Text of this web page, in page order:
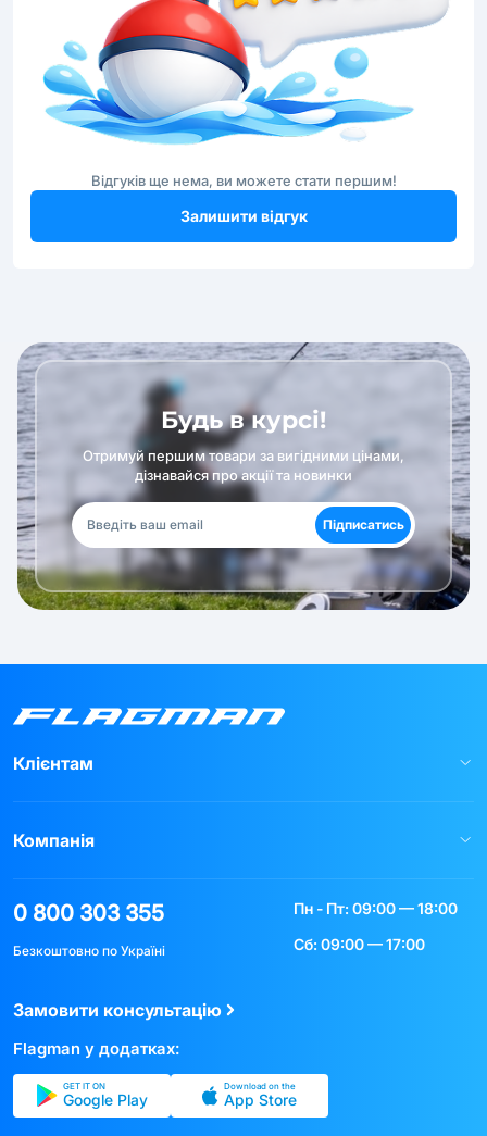
Відгуків ще нема, ви можете стати першим!
Залишити відгук
Будь в курсі!
Отримуй першим товари за вигідними цінами,
дізнавайся про акції та новинки
Підписатись
Клієнтам
Компанія
0 800 303 355
Безкоштовно по Україні
Пн - Пт: 09:00 — 18:00
Сб: 09:00 — 17:00
Замовити консультацію
Flagman у додатках:
GET IT ON
Google Play
Download on the
App Store